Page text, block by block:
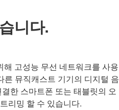
니다.
고성능 무선 네트워크를 사용
뮤직캐스트 기기의 디지털 음
한 스마트폰 또는 태블릿의 오
리밍 할 수 있습니다.